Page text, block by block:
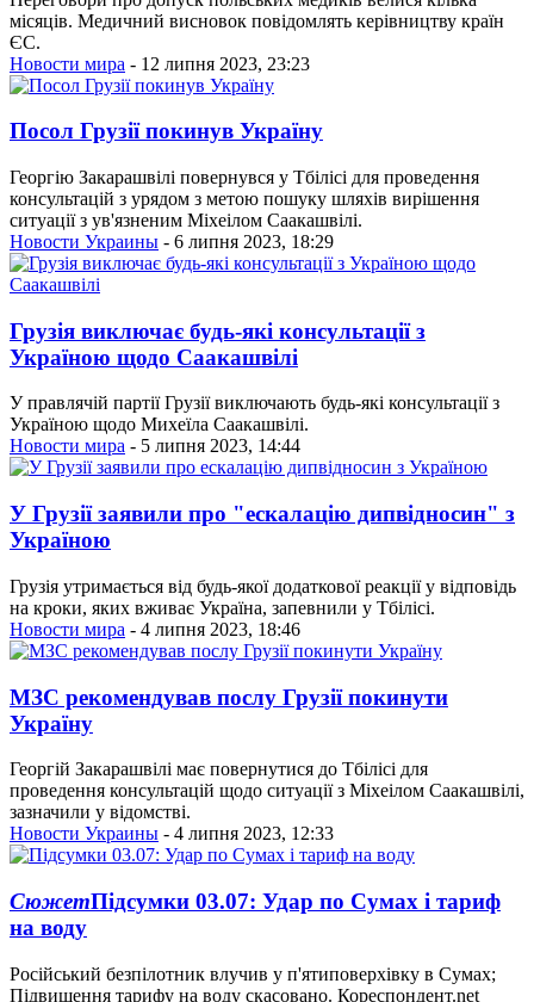
місяців. Медичний висновок повідомлять керівництву країн
ЄС.
Новости мира - 12 липня 2023, 23:23
Посол Грузії покинув Україну
Георгію Закарашвілі повернувся у Тбілісі для проведення
консультацій з урядом з метою пошуку шляхів вирішення
ситуації з ув'язненим Міхеілом Саакашвілі.
Новости Украины - 6 липня 2023, 18:29
Грузія виключає будь-які консультації з
Україною щодо Саакашвілі
У правлячій партії Грузії виключають будь-які консультації з
Україною щодо Михеїла Саакашвілі.
Новости мира - 5 липня 2023, 14:44
У Грузії заявили про "ескалацію дипвідносин" з
Україною
Грузія утримається від будь-якої додаткової реакції у відповідь
на кроки, яких вживає Україна, запевнили у Тбілісі.
Новости мира - 4 липня 2023, 18:46
МЗС рекомендував послу Грузії покинути
Україну
Георгій Закарашвілі має повернутися до Тбілісі для
проведення консультацій щодо ситуації з Міхеілом Саакашвілі,
зазначили у відомстві.
Новости Украины - 4 липня 2023, 12:33
СюжетПідсумки 03.07: Удар по Сумах і тариф
на воду
Російський безпілотник влучив у п'ятиповерхівку в Сумах;
Підвищення тарифу на воду скасовано. Кореспондент.net